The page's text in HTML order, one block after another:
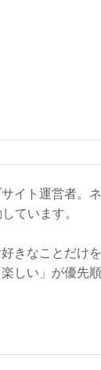
イト運営者。
ています。
きなことだけ
しい」が優先